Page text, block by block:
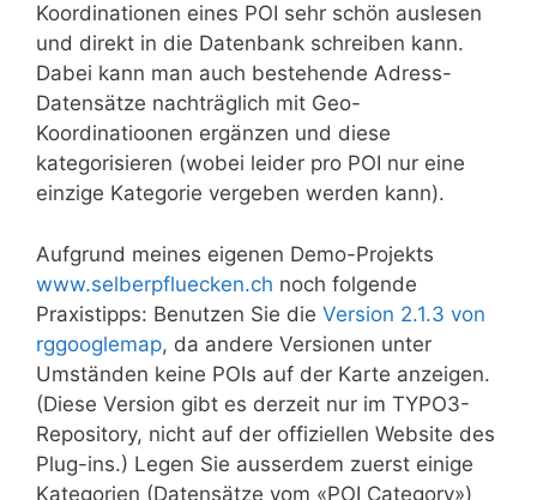
Koordinationen eines POI sehr schön auslesen
und direkt in die Datenbank schreiben kann.
Dabei kann man auch bestehende Adress-
Datensätze nachträglich mit Geo-
Koordinatioonen ergänzen und diese
kategorisieren (wobei leider pro POI nur eine
einzige Kategorie vergeben werden kann).
Aufgrund meines eigenen Demo-Projekts
www.selberpfluecken.ch noch folgende
Praxistipps: Benutzen Sie die Version 2.1.3 von
rggooglemap, da andere Versionen unter
Umständen keine POIs auf der Karte anzeigen.
(Diese Version gibt es derzeit nur im TYPO3-
Repository, nicht auf der offiziellen Website des
Plug-ins.) Legen Sie ausserdem zuerst einige
Kategorien (Datensätze vom «POI Category»)